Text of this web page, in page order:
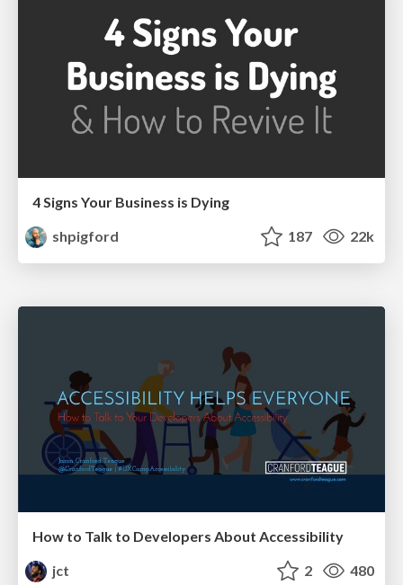
4 Signs Your Business is Dying
shpigford
187 22k
How to Talk to Developers About Accessibility
jct
2 480